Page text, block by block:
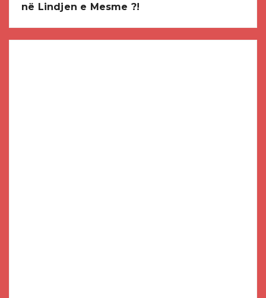
në Lindjen e Mesme ?!